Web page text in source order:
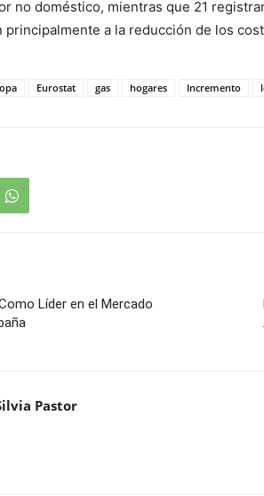
no doméstico, mientras que 21
principalmente a la reducción de los
Eurostat gas hogares Incremento
Líder en el Mercado
Pastor